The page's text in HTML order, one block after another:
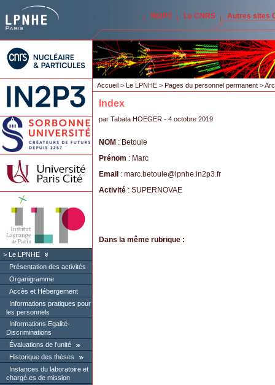
IN2P3 Le CNRS Autres sites
Le LPNHE
Présentation des activités
Organigramme
Accès et Hébergement
Informations pratiques pour
les personnels
Informations Egalité-
Discriminations
Évaluations de l’unité
Historique des thèses
Instances du laboratoire et
chargé.es de mission
Accueil > Le LPNHE > Pages du personnel permanent >
Index
par Tabata HOEGER - 4 octobre 2019
NOM : Betoule
Prénom : Marc
Email : marc.betoule@ lpnhe.in2p3.fr
Activité : SUPERNOVAE
Dans la même rubrique :